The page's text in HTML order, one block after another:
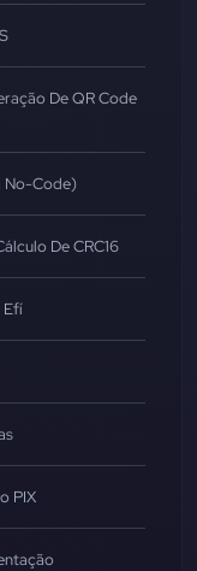
De QR Code
No-Code)
De CRC16
Efí
PIX